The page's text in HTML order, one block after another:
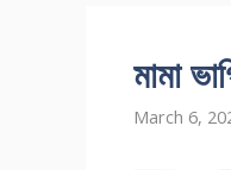
মামা
March 6,